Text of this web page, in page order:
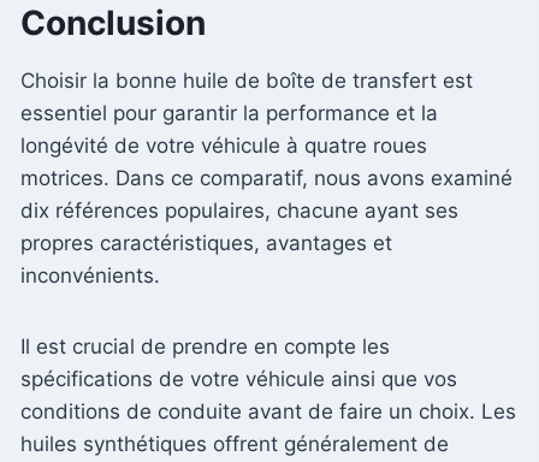
Conclusion
Choisir la bonne huile de boîte de transfert est
essentiel pour garantir la performance et la
longévité de votre véhicule à quatre roues
motrices. Dans ce comparatif, nous avons examiné
dix références populaires, chacune ayant ses
propres caractéristiques, avantages et
inconvénients.
Il est crucial de prendre en compte les
spécifications de votre véhicule ainsi que vos
conditions de conduite avant de faire un choix. Les
huiles synthétiques offrent généralement de